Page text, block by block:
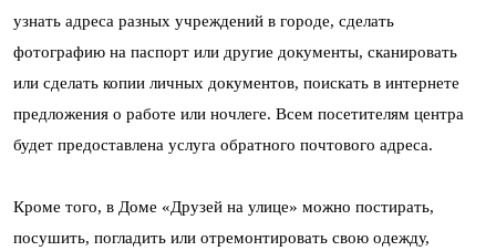
узнать адреса разных учреждений в городе, сделать
фотографию на паспорт или другие документы, сканировать
или сделать копии личных документов, поискать в интернете
предложения о работе или ночлеге. Всем посетителям центра
будет предоставлена услуга обратного почтового адреса.
Кроме того, в Доме «Друзей на улице» можно постирать,
посушить, погладить или отремонтировать свою одежду,